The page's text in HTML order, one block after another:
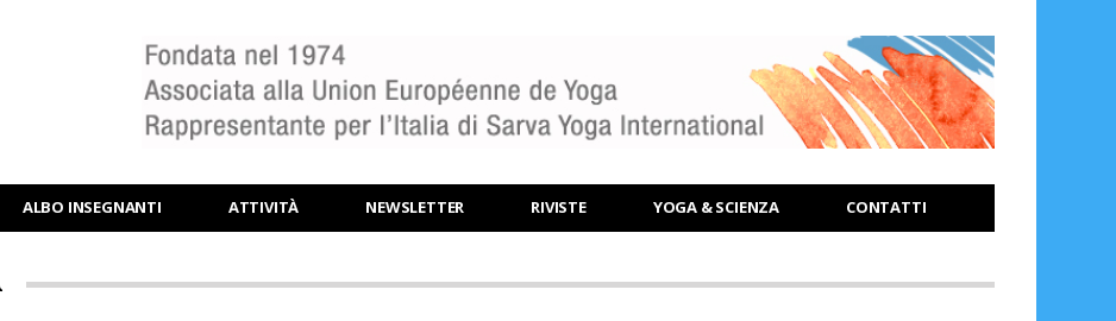
ALBO INSEGNANTI ATTIVITÀ NEWSLETTER RIVISTE YOGA & SCIENZA CONTATTI